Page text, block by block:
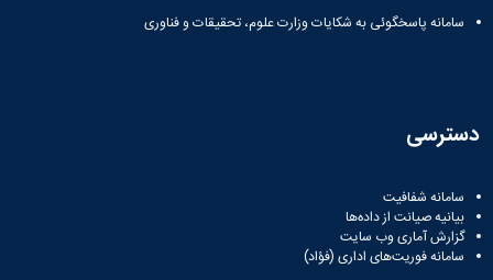
سامانه پاسخگوئی به شکایات وزارت علوم، تحقیقات و فناوری
دسترسی
سامانه شفافیت
بیانیه صیانت از داده‌ها
گزارش آماری وب‌ سایت
سامانه فوریت‌های اداری (فؤاد)